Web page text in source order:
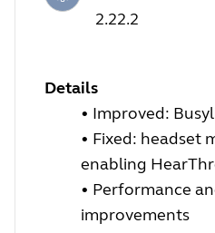
2.22.2
Details
• Improved:
• Fixed: headset
enabling
• Performance
improvements